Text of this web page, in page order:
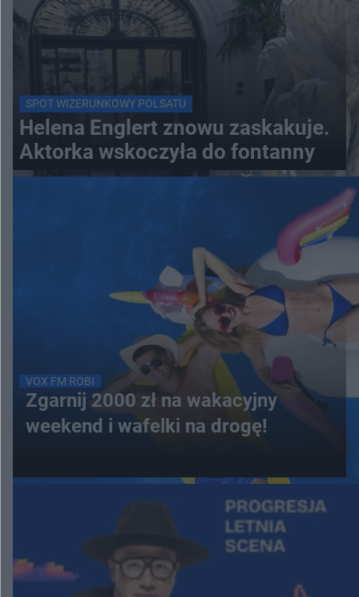
SPOT WIZERUNKOWY POLSATU
Helena Englert znowu zaskakuje.
Aktorka wskoczyła do fontanny
VOX FM ROBI
Zgarnij 2000 zł na wakacyjny
weekend i wafelki na drogę!